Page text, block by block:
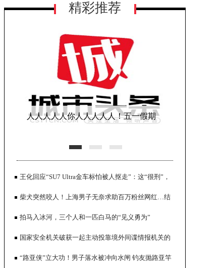
精彩推荐
人人人人人你人人人人人！五一假期
王化回应“SU7 Ultra金车标怕被人抠走”：这“很刑”，
雷军：偶尔虚荣一下人之常情
柴犬突然咬人！上海男子无奈求助百万粉丝网红…结
果却破防，狗被多次暴打，记者暗访发现→
拍马入冰河，三个人和一匹白马的“见义勇为”
国家安全机关破获一起主动投靠境外间谍情报机关的
重大案件
“路亚侠”立大功！男子落水被冲向水闸 钓友抛路亚竿